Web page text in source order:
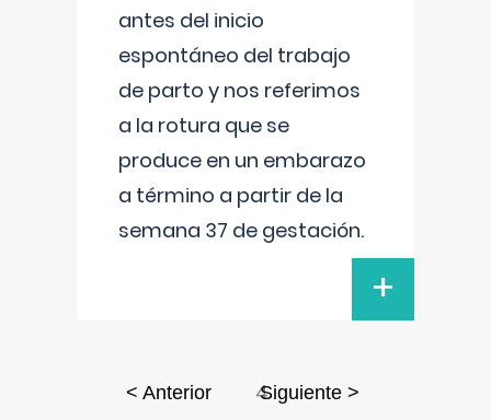
antes del inicio
espontáneo del trabajo
de parto y nos referimos
a la rotura que se
produce en un embarazo
a término a partir de la
semana 37 de gestación.
+
< Anterior 4
Siguiente >